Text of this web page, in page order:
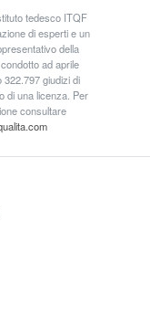
tedesco ITQF
di esperti e un
della
ad aprile
giudizi di
di una licenza. Per
consultare